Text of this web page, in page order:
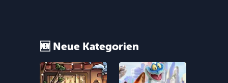
🆕 Neue Kategorien